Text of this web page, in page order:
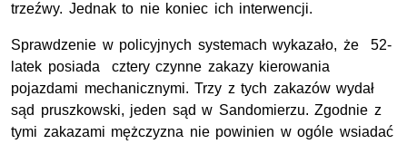
trzeźwy. Jednak to nie koniec ich interwencji.
Sprawdzenie w policyjnych systemach wykazało, że 52-
latek posiada cztery czynne zakazy kierowania
pojazdami mechanicznymi. Trzy z tych zakazów wydał
sąd pruszkowski, jeden sąd w Sandomierzu. Zgodnie z
tymi zakazami mężczyzna nie powinien w ogóle wsiadać